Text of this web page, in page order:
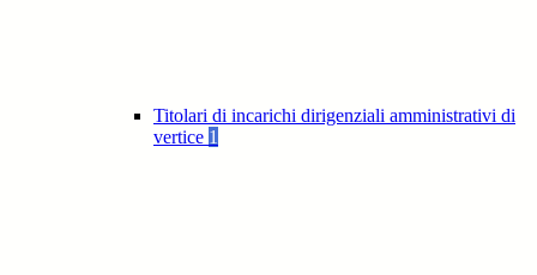
Titolari di incarichi dirigenziali amministrativi di
vertice 1